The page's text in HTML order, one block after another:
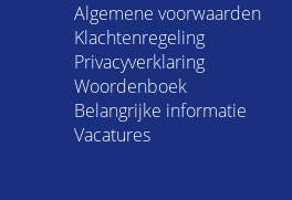
Algemene voorwaarden
Klachtenregeling
Privacyverklaring
Woordenboek
Belangrijke informatie
Vacatures